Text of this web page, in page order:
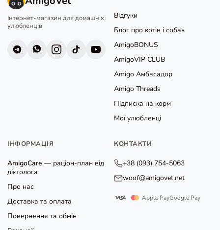
Інтернет-магазин для домашніх
улюбленців
Відгуки
Блог про котів і собак
AmigoBONUS
AmigoVIP CLUB
Amigo Амбасадор
Amigo Threads
Підписка на корм
Мої улюбленці
ІНФОРМАЦІЯ
AmigoCare — раціон-план від
дієтолога
Про нас
Доставка та оплата
Повернення та обмін
КОНТАКТИ
+38 (093) 754-5063
woof@amigovet.net
Apple PayGoogle Pay